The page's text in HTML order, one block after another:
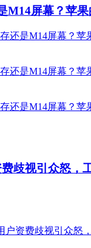
M14屏幕？苹
歧视引众怒，